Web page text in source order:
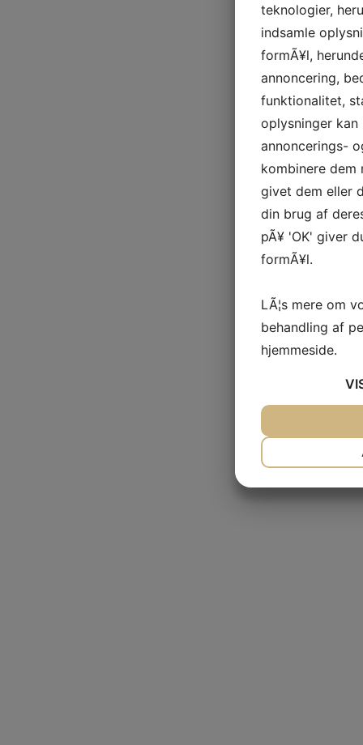
teknologier,
indsamle
formÃ¥l,
annoncering,
funktionalitet,
oplysninger
annoncerings-
kombinere dem
givet dem eller
din brug af
pÃ¥ 'OK' giver
formÃ¥l.
LÃ¦s mere om
behandling af
hjemmeside.